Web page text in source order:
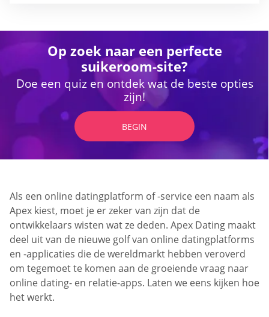
Op zoek naar een perfecte
suikeroom-site?
Doe een quiz en ontdek wat de beste opties
zijn!
BEGIN
Als een online datingplatform of -service een naam als
Apex kiest, moet je er zeker van zijn dat de
ontwikkelaars wisten wat ze deden. Apex Dating maakt
deel uit van de nieuwe golf van online datingplatforms
en -applicaties die de wereldmarkt hebben veroverd
om tegemoet te komen aan de groeiende vraag naar
online dating- en relatie-apps. Laten we eens kijken hoe
het werkt.